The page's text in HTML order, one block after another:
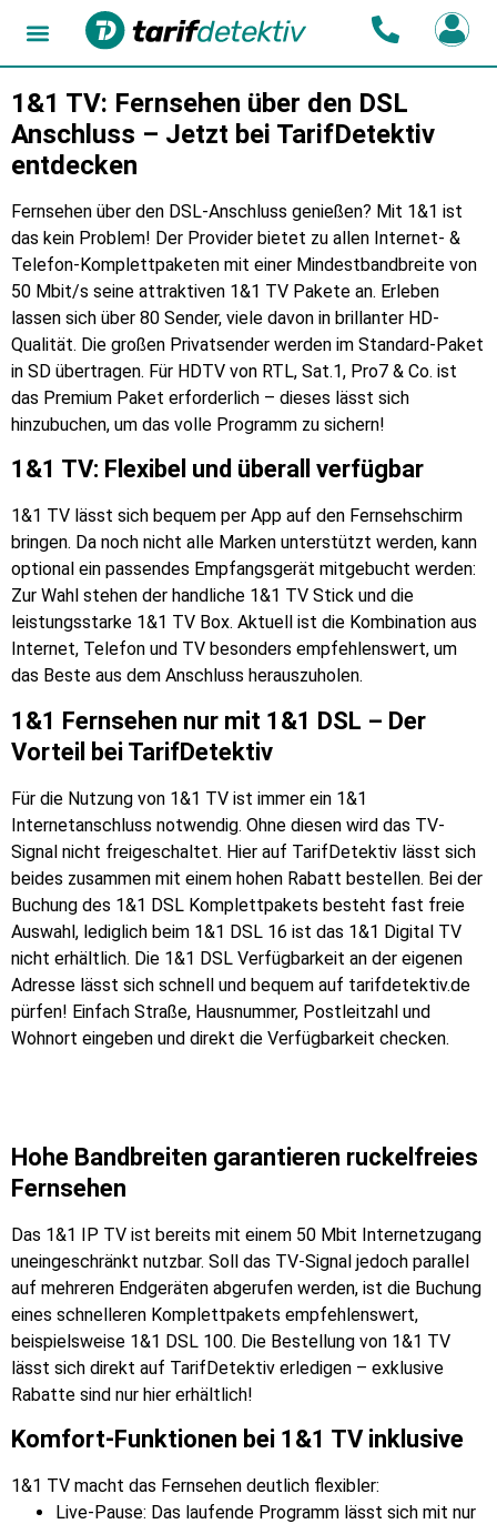
1&1 TV: Fernsehen über den DSL
Anschluss – Jetzt bei TarifDetektiv
entdecken
Fernsehen über den DSL-Anschluss genießen? Mit 1&1 ist
das kein Problem! Der Provider bietet zu allen Internet- &
Telefon-Komplettpaketen mit einer Mindestbandbreite von
50 Mbit/s seine attraktiven 1&1 TV Pakete an. Erleben
lassen sich über 80 Sender, viele davon in brillanter HD-
Qualität. Die großen Privatsender werden im Standard-Paket
in SD übertragen. Für HDTV von RTL, Sat.1, Pro7 & Co. ist
das Premium Paket erforderlich – dieses lässt sich
hinzubuchen, um das volle Programm zu sichern!
1&1 TV: Flexibel und überall verfügbar
1&1 TV lässt sich bequem per App auf den Fernsehschirm
bringen. Da noch nicht alle Marken unterstützt werden, kann
optional ein passendes Empfangsgerät mitgebucht werden:
Zur Wahl stehen der handliche 1&1 TV Stick und die
leistungsstarke 1&1 TV Box. Aktuell ist die Kombination aus
Internet, Telefon und TV besonders empfehlenswert, um
das Beste aus dem Anschluss herauszuholen.
1&1 Fernsehen nur mit 1&1 DSL – Der
Vorteil bei TarifDetektiv
Für die Nutzung von 1&1 TV ist immer ein 1&1
Internetanschluss notwendig. Ohne diesen wird das TV-
Signal nicht freigeschaltet. Hier auf TarifDetektiv lässt sich
beides zusammen mit einem hohen Rabatt bestellen. Bei der
Buchung des 1&1 DSL Komplettpakets besteht fast freie
Auswahl, lediglich beim 1&1 DSL 16 ist das 1&1 Digital TV
nicht erhältlich. Die 1&1 DSL Verfügbarkeit an der eigenen
Adresse lässt sich schnell und bequem auf tarifdetektiv.de
pürfen! Einfach Straße, Hausnummer, Postleitzahl und
Wohnort eingeben und direkt die Verfügbarkeit checken.
Hohe Bandbreiten garantieren ruckelfreies
Fernsehen
Das 1&1 IP TV ist bereits mit einem 50 Mbit Internetzugang
uneingeschränkt nutzbar. Soll das TV-Signal jedoch parallel
auf mehreren Endgeräten abgerufen werden, ist die Buchung
eines schnelleren Komplettpakets empfehlenswert,
beispielsweise 1&1 DSL 100. Die Bestellung von 1&1 TV
lässt sich direkt auf TarifDetektiv erledigen – exklusive
Rabatte sind nur hier erhältlich!
Komfort-Funktionen bei 1&1 TV inklusive
1&1 TV macht das Fernsehen deutlich flexibler:
Live-Pause: Das laufende Programm lässt sich mit nur